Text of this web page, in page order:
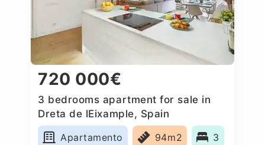
720 000€
3 bedrooms apartment for sale in
Dreta de lEixample, Spain
Apartamento
94m2 3